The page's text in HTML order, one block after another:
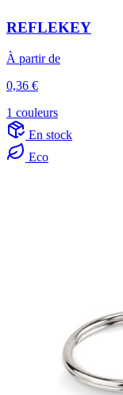
REFLEKEY
À partir de
0,36 €
1 couleurs
En stock
Eco